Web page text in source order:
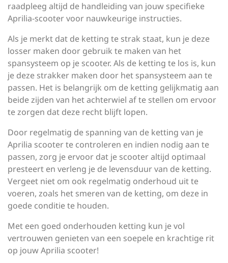
raadpleeg altijd de handleiding van jouw specifieke
Aprilia-scooter voor nauwkeurige instructies.
Als je merkt dat de ketting te strak staat, kun je deze
losser maken door gebruik te maken van het
spansysteem op je scooter. Als de ketting te los is, kun
je deze strakker maken door het spansysteem aan te
passen. Het is belangrijk om de ketting gelijkmatig aan
beide zijden van het achterwiel af te stellen om ervoor
te zorgen dat deze recht blijft lopen.
Door regelmatig de spanning van de ketting van je
Aprilia scooter te controleren en indien nodig aan te
passen, zorg je ervoor dat je scooter altijd optimaal
presteert en verleng je de levensduur van de ketting.
Vergeet niet om ook regelmatig onderhoud uit te
voeren, zoals het smeren van de ketting, om deze in
goede conditie te houden.
Met een goed onderhouden ketting kun je vol
vertrouwen genieten van een soepele en krachtige rit
op jouw Aprilia scooter!